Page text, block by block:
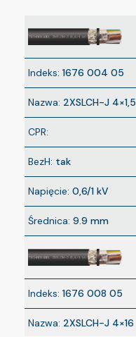
Indeks: 1676 004 05
Nazwa: 2XSLCH-J 4×1,5
CPR:
BezH: tak
Napięcie: 0,6/1 kV
Średnica: 9.9 mm
Indeks: 1676 008 05
Nazwa: 2XSLCH-J 4×16